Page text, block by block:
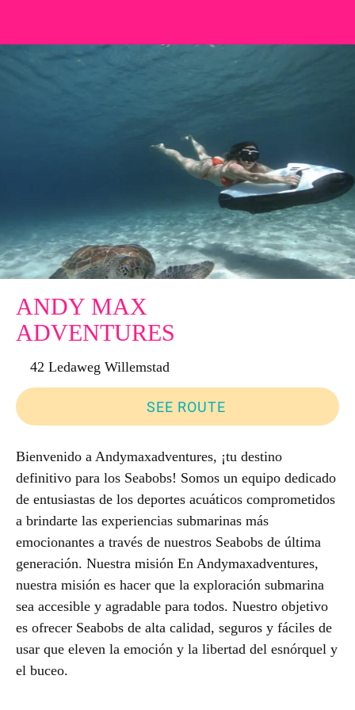
ANDY MAX
ADVENTURES
42 Ledaweg Willemstad
SEE ROUTE
Bienvenido a Andymaxadventures, ¡tu destino
definitivo para los Seabobs! Somos un equipo dedicado
de entusiastas de los deportes acuáticos comprometidos
a brindarte las experiencias submarinas más
emocionantes a través de nuestros Seabobs de última
generación. Nuestra misión En Andymaxadventures,
nuestra misión es hacer que la exploración submarina
sea accesible y agradable para todos. Nuestro objetivo
es ofrecer Seabobs de alta calidad, seguros y fáciles de
usar que eleven la emoción y la libertad del esnórquel y
el buceo.